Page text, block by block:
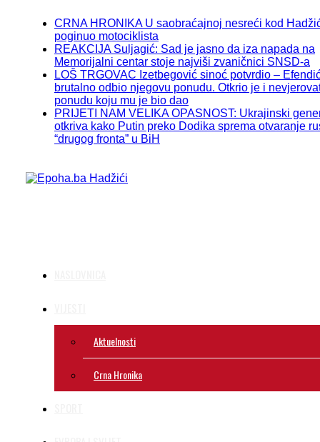
CRNA HRONIKA U saobraćajnoj nesreći kod
poginuo motociklista
REAKCIJA Suljagić: Sad je jasno da iza napada na
Memorijalni centar stoje najviši zvaničnici SNSD-a
LOŠ TRGOVAC Izetbegović sinoć potvrdio –
brutalno odbio njegovu ponudu. Otkrio je i
ponudu koju mu je bio dao
PRIJETI NAM VELIKA OPASNOST: Ukrajinski
otkriva kako Putin preko Dodika sprema otvaranje
“drugog fronta” u BiH
Aktuelnosti
Crna Hronika